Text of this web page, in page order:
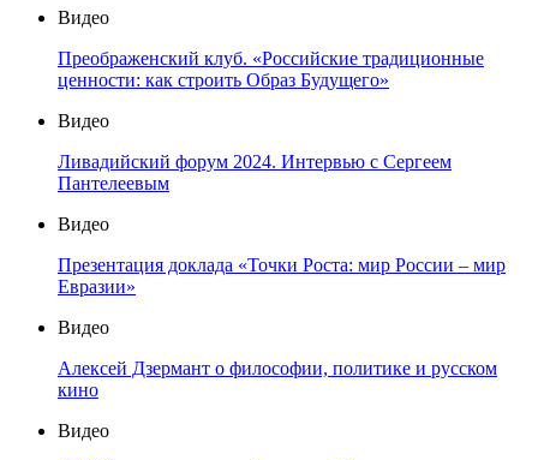
Видео
Преображенский клуб. «Российские традиционные
ценности: как строить Образ Будущего»
Видео
Ливадийский форум 2024. Интервью с Сергеем
Пантелеевым
Видео
Презентация доклада «Точки Роста: мир России – мир
Евразии»
Видео
Алексей Дзермант о философии, политике и русском
кино
Видео